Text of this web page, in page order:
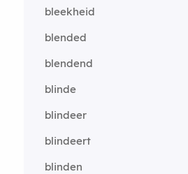
bleekheid
blended
blendend
blinde
blindeer
blindeert
blinden